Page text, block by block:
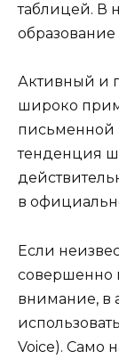
таблицей. В
образование
Активный и
широко
письменной
тенденция
в
Если
совершенно
внимание, в
Voice). Само